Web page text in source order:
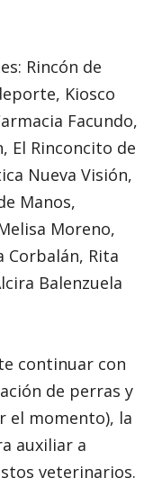
Rincón de
Kiosco
Facundo,
El Rinconcito de
Nueva Visión,
Manos,
Moreno,
Corbalán, Rita
Balenzuela
continuar con
de perras y
el momento), la
auxiliar a
veterinarios.